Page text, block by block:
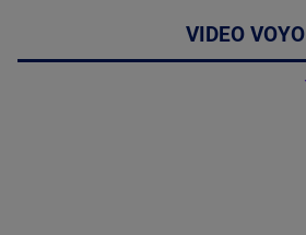
VIDEO VOYO